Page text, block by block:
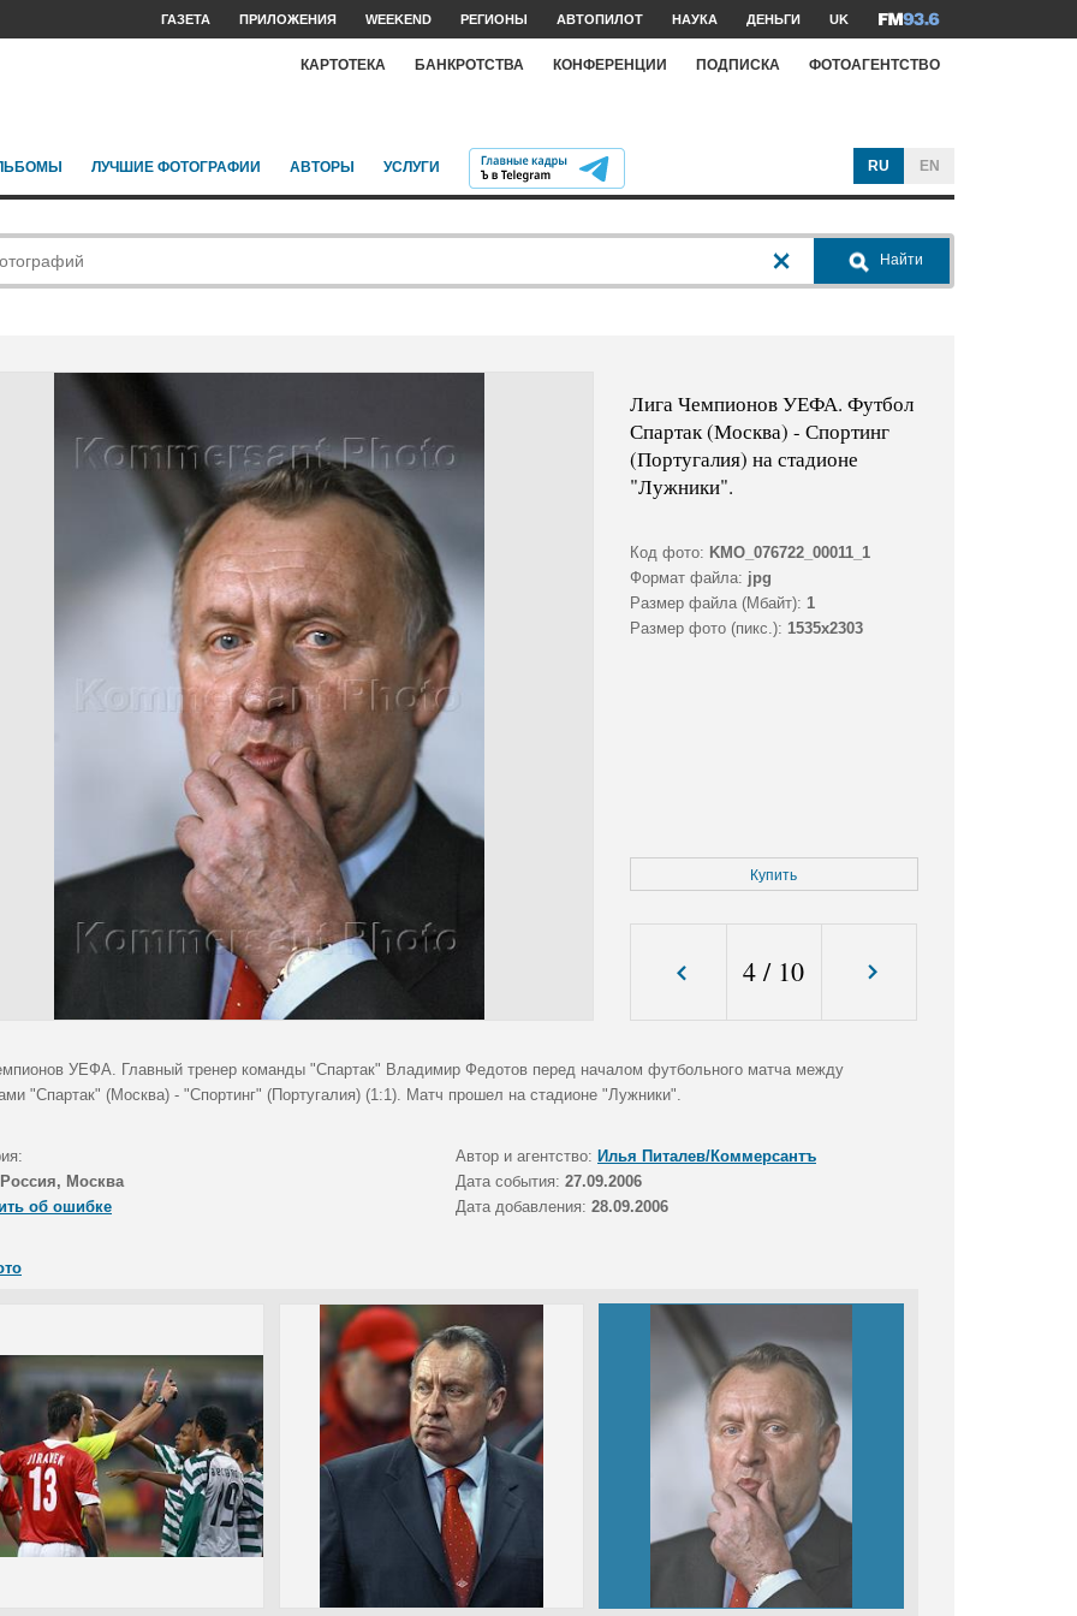
ГАЗЕТА ПРИЛОЖЕНИЯ WEEKEND РЕГИОНЫ АВТОПИЛОТ НАУКА ДЕНЬГИ UK
КАРТОТЕКА БАНКРОТСТВА КОНФЕРЕНЦИИ ПОДПИСКА ФОТОАГЕНТСТВО
ЛУЧШИЕ ФОТОГРАФИИ АВТОРЫ УСЛУГИ RU EN
Найти
Лига Чемпионов УЕФА. Футбол
Спартак (Москва) - Спортинг
(Португалия) на стадионе
"Лужники".
Код фото: KMO_076722_00011_1
Формат файла: jpg
Размер файла (Мбайт): 1
Размер фото (пикс.): 1535x2303
Купить
4 / 10
УЕФА. Главный тренер команды "Спартак" Владимир Федотов перед началом футбольного матча между
"Спартак" (Москва) - "Спортинг" (Португалия) (1:1). Матч прошел на стадионе "Лужники".
Автор и агентство: Илья Питалев/Коммерсантъ
Россия, Москва Дата события: 27.09.2006
об ошибке
Дата добавления: 28.09.2006